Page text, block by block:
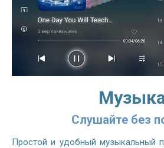
Слушайте без
Простой и удобный музыкальный